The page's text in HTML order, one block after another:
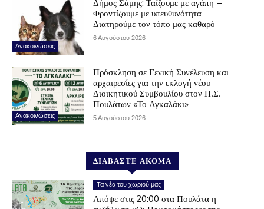
Ανακοινώσεις
Δήμος Σάμης: Ταΐζουμε με αγάπη –
Φροντίζουμε με υπευθυνότητα –
Διατηρούμε τον τόπο μας καθαρό
6 Αυγούστου 2026
Ανακοινώσεις
Πρόσκληση σε Γενική Συνέλευση και
αρχαιρεσίες για την εκλογή νέου
Διοικητικού Συμβουλίου στον Π.Σ.
Πουλάτων «Το Αγκαλάκι»
5 Αυγούστου 2026
ΔΙΑΒΑΣΤΕ ΑΚΟΜΑ
Τα νέα του χωριού μας
Απόψε στις 20:00 στα Πουλάτα η